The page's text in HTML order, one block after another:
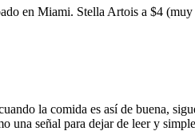
en Miami. Stella Artois a $4
la comida es así de buena,
señal para dejar de leer y